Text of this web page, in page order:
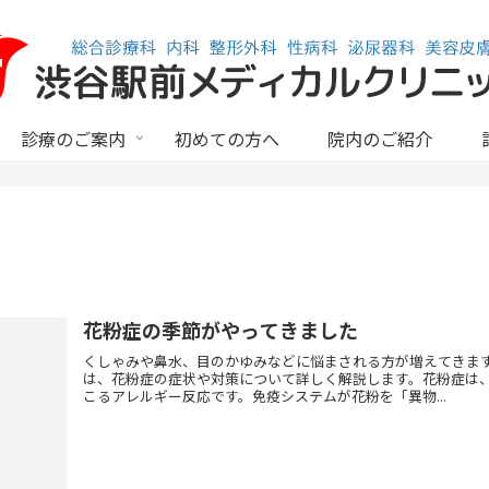
診療のご案内 初めての方へ 院内のご紹介
花粉症の季節がやってきました
くしゃみや鼻水、目のかゆみなどに悩まされる方が増えてき
は、花粉症の症状や対策について詳しく解説します。花粉症
こるアレルギー反応です。免疫システムが花粉を「異物...